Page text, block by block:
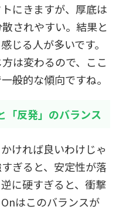
にきますが、厚底は
されやすい。結果と
じる人が多いです。
は変わるので、ここ
般的な傾向ですね。
「反発」のバランス
ければ良いわけじゃ
ぎると、安定性が落
に硬すぎると、衝撃
はこのバランスが